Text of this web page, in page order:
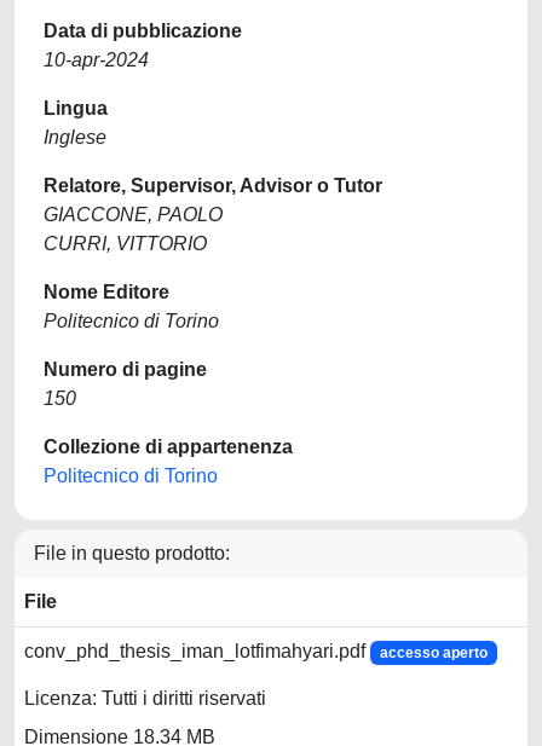
Data di pubblicazione
10-apr-2024
Lingua
Inglese
Relatore, Supervisor, Advisor o Tutor
GIACCONE, PAOLO
CURRI, VITTORIO
Nome Editore
Politecnico di Torino
Numero di pagine
150
Collezione di appartenenza
Politecnico di Torino
File in questo prodotto:
File
conv_phd_thesis_iman_lotfimahyari.pdf accesso aperto
Licenza: Tutti i diritti riservati
Dimensione 18.34 MB